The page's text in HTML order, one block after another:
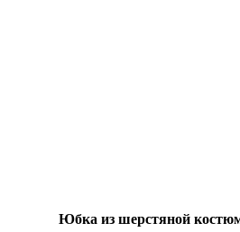
Юбка из шерстяной